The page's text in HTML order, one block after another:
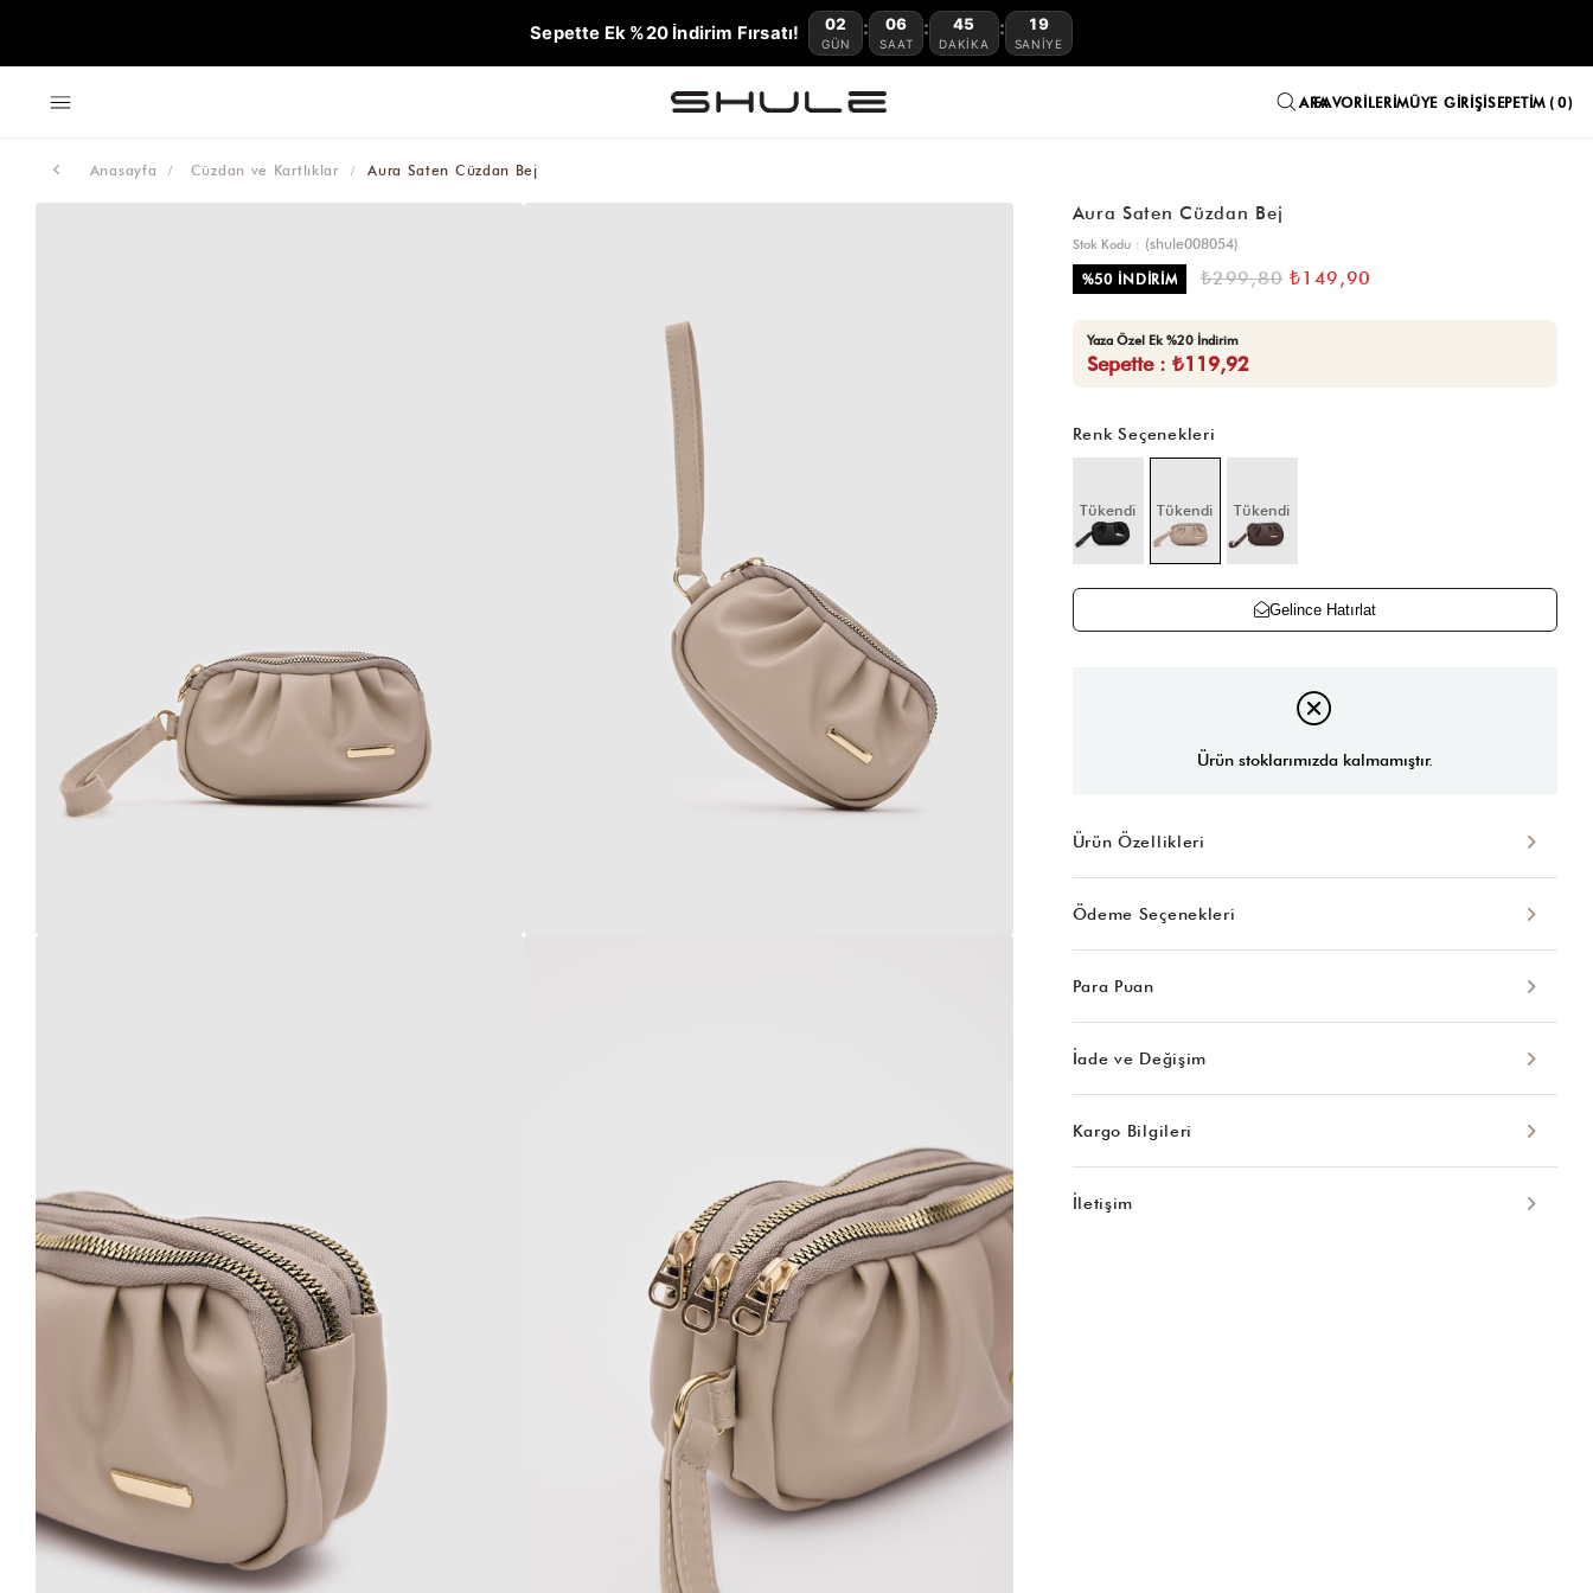
Sepette Ek %20 İndirim Fırsatı! 02
GÜN
: 06
SAAT
: 45
DAKIKA
: 18
SANIYE
FAVORILERIMÜYE GIRIŞISEPETIM 0
Anasayfa Cüzdan ve Kartlıklar Aura Saten Cüzdan Bej
Aura Saten Cüzdan Bej
Stok Kodu
(shule008054)
%50İNDIRIM ₺299,80 ₺149,90
Yaza Özel Ek %20 İndirim
Sepette : ₺119,92
Renk Seçenekleri
Tükendi Tükendi Tükendi
Gelince Hatırlat
Ürün stoklarımızda kalmamıştır.
Ürün Özellikleri
Ödeme Seçenekleri
Para Puan
İade ve Değişim
Kargo Bilgileri
İletişim